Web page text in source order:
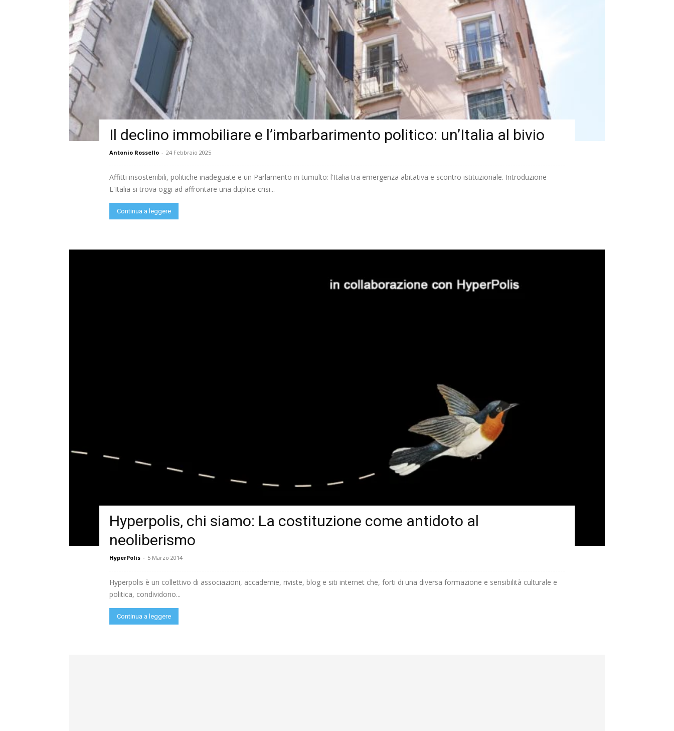
Il declino immobiliare e l’imbarbarimento politico: un’Italia al bivio
Antonio Rossello - 24 Febbraio 2025
Affitti insostenibili, politiche inadeguate e un Parlamento in tumulto: l'Italia tra emergenza abitativa e scontro istituzionale. Introduzione
L'Italia si trova oggi ad affrontare una duplice crisi...
Continua a leggere
Hyperpolis, chi siamo: La costituzione come antidoto al
neoliberismo
HyperPolis - 5 Marzo 2014
Hyperpolis è un collettivo di associazioni, accademie, riviste, blog e siti internet che, forti di una diversa formazione e sensibilità culturale e
politica, condividono...
Continua a leggere